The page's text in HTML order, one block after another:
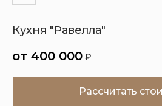
Кухни
Кухня "Равелла"
400 000 ₽
Рассчитать